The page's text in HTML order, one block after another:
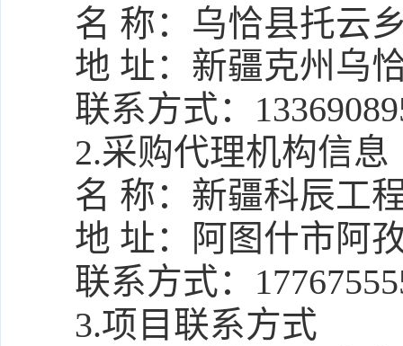
名 称： 乌恰县托云
地 址： 新疆克州乌
联系方式：
2.采购代理机构信息
名 称： 新疆科辰工
地 址：
阿图什市阿
联系方式：
3.项目联系方式